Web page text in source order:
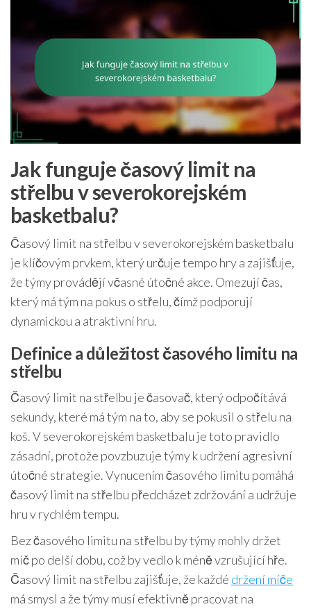
Jak funguje časový limit na
střelbu v severokorejském
basketbalu?
Časový limit na střelbu v severokorejském basketbalu
je klíčovým prvkem, který určuje tempo hry a zajišťuje,
že týmy provádějí včasné útočné akce. Omezují čas,
který má tým na pokus o střelu, čímž podporují
dynamickou a atraktivní hru.
Definice a důležitost časového limitu na
střelbu
Časový limit na střelbu je časovač, který odpočítává
sekundy, které má tým na to, aby se pokusil o střelu na
koš. V severokorejském basketbalu je toto pravidlo
zásadní, protože povzbuzuje týmy k udržení agresivní
útočné strategie. Vynucením časového limitu pomáhá
časový limit na střelbu předcházet zdržování a udržuje
hru v rychlém tempu.
Bez časového limitu na střelbu by týmy mohly držet
míč po delší dobu, což by vedlo k méně vzrušující hře.
Časový limit na střelbu zajišťuje, že každé držení míče
má smysl a že týmy musí efektivně pracovat na